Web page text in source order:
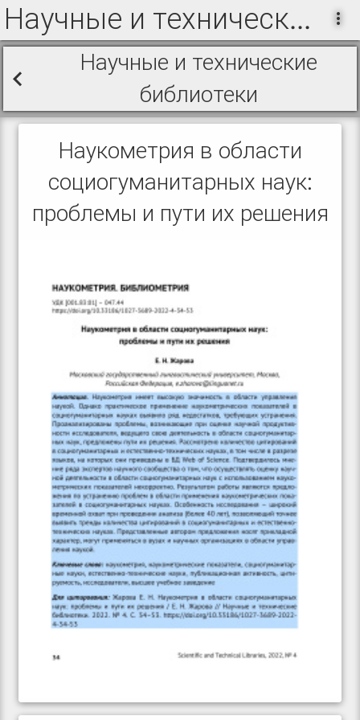
Научные и технические библиотеки. 4 / 2022
Научные и технические
библиотеки
Наукометрия в области
социогуманитарных наук:
проблемы и пути их решения